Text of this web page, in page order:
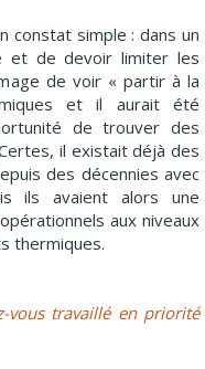
constat simple : dans un
et de devoir limiter les
de voir « partir à la
et il aurait été
de trouver des
il existait déjà des
des décennies avec
ils avaient alors une
aux niveaux
thermiques.
vous travaillé en priorité